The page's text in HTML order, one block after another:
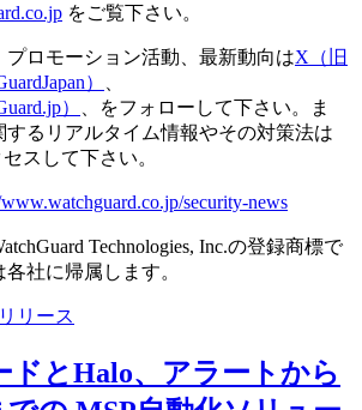
をご覧下さい。
プロモーション活動、最新動向はX（旧
）
）
、をフォローして下さい。ま
するリアルタイム情報やその対策法は
スして下さい。
security-news
Technologies, Inc.の登録商標で
社に帰属します。
リース
ドとHalo、アラートから